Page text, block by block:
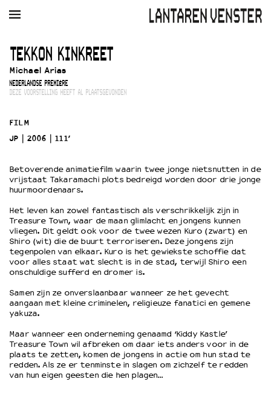
AGENDA FILM MUZIEK
Winkelmandje
Zoek
Openingstijden & contact
Bereikbaarheid
Schoolvoorstellingen
Filmprogramma’s Primair Onderwijs
Filmprogramma’s VO/MBO
Speciale educatieprogramma’s
OVER LANTARENVENSTER
Wat we doen
Werken bij
Wie is wie
Word vriend
Historie
TEKKON KINKREET
Michael Arias
NEDERLANDSE PREMIÈRE
DEZE VOORSTELLING HEEFT AL PLAATSGEVONDEN
FILM
JP
2006 111’
Betoverende animatiefilm waarin twee jonge nietsnutten in de
vrijstaat Takaramachi plots bedreigd worden door drie jonge
huurmoordenaars.
Het leven kan zowel fantastisch als verschrikkelijk zijn in
Treasure Town, waar de maan glimlacht en jongens kunnen
vliegen. Dit geldt ook voor de twee wezen Kuro (zwart) en
Shiro (wit) die de buurt terroriseren. Deze jongens zijn
tegenpolen van elkaar. Kuro is het gewiekste schoffie dat
voor alles staat wat slecht is in de stad, terwijl Shiro een
onschuldige sufferd en dromer is.
Samen zijn ze onverslaanbaar wanneer ze het gevecht
aangaan met kleine criminelen, religieuze fanatici en gemene
yakuza.
Maar wanneer een onderneming genaamd ‘Kiddy Kastle’
Treasure Town wil afbreken om daar iets anders voor in de
plaats te zetten, komen de jongens in actie om hun stad te
redden. Als ze er tenminste in slagen om zichzelf te redden
van hun eigen geesten die hen plagen…